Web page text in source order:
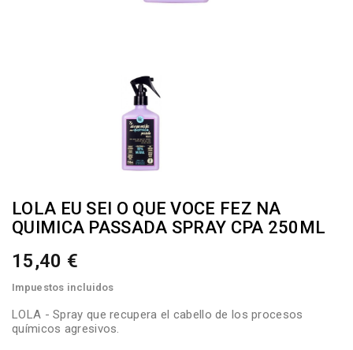
LOLA EU SEI O QUE VOCE FEZ NA
QUIMICA PASSADA SPRAY CPA 250ML
15,40 €
Impuestos incluidos
LOLA - Spray que recupera el cabello de los procesos
químicos agresivos.